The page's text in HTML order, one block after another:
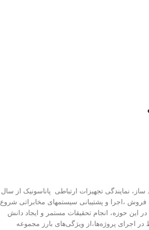
نمایندگی تجهیزات ارتباطی پاناسونیک از سال
فروش ،اجرا و پشتیبانی سیستمهای مخابراتی شروع
این حوزه، انجام تحقیقات مستمر و ایجاد دانش
در اجرای پروژه‌ها،از ویژگی‌های بارز مجموعه